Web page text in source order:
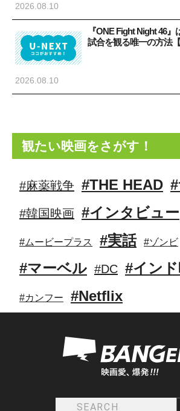
2026.08.10
『ONE Fight Night 46
試合を観る唯一の方法【
2026.08.10
観たい映画をさがす！
#麻薬戦争 #THE HEAD
#韓国映画 #インタビュー
#ムービープラス #実話 #ゾンビ
#マーベル #DC #イン
#カンフー #Netflix